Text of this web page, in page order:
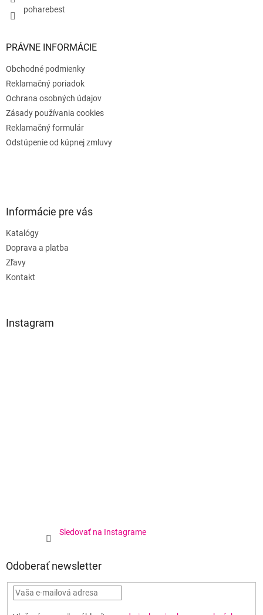
poharebest
PRÁVNE INFORMÁCIE
Obchodné podmienky
Reklamačný poriadok
Ochrana osobných údajov
Zásady používania cookies
Reklamačný formulár
Odstúpenie od kúpnej zmluvy
Informácie pre vás
Katalógy
Doprava a platba
Zľavy
Kontakt
Instagram
Sledovať na Instagrame
Odoberať newsletter